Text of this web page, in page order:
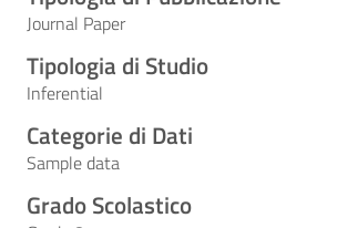
Journal Paper
Tipologia di Studio
Inferential
Categorie di Dati
Sample data
Grado Scolastico